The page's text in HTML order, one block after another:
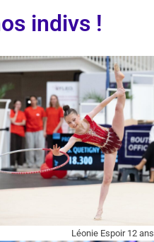
indivs !
Léonie Espoir 12 ans